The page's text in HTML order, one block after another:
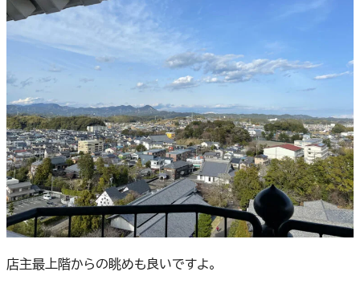
店主最上階からの眺めも良いですよ。